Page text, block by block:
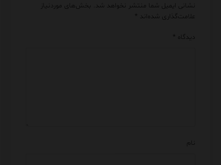
نشانی ایمیل شما منتشر نخواهد شد. بخش‌های موردنیاز
علامت‌گذاری شده‌اند *
دیدگاه *
نام